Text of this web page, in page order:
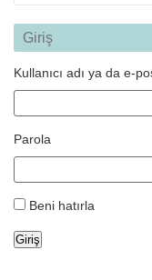
Giriş
Kullanıcı adı ya da e-
Parola
Beni hatırla
Giriş